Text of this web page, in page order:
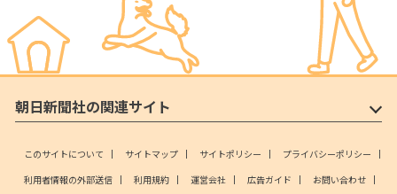
朝日新聞社の関連サイト
このサイトについて サイトマップ サイトポリシー
プライバシーポリシー
利用者情報の外部送信
利用規約 運営会社 広告ガイド お問い合わせ